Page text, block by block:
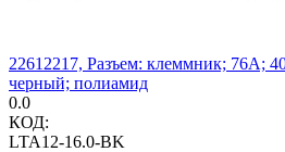
22612217, Разъем: клеммник; 76А;
черный; полиамид
0.0
КОД:
LTA12-16.0-BK